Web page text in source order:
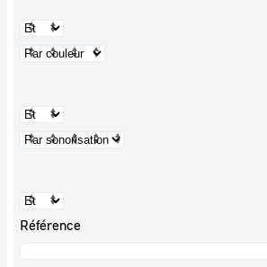
Référence